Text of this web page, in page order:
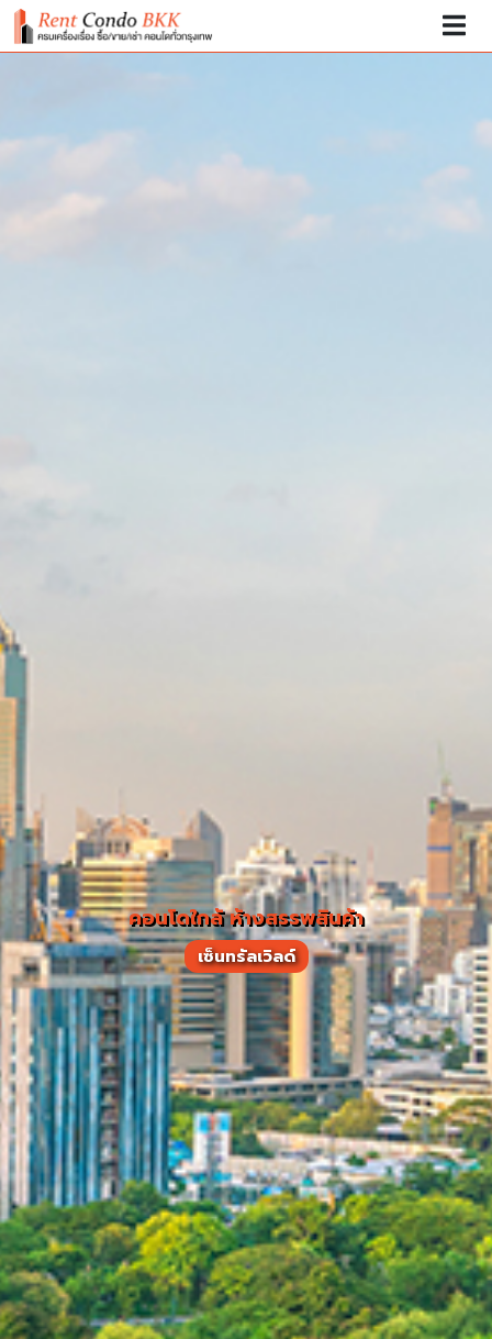
คอนโดใกล้ ห้างสรรพสินค้า
เซ็นทรัลเวิลด์